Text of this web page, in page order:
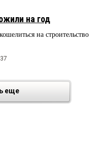
на год
на строительство
еще